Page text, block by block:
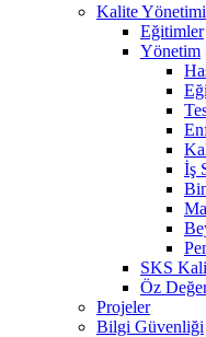
Kalite Yönetimi
Eğitimler
Yönetim
İş
SKS
Öz
Projeler
Bilgi Güvenliği